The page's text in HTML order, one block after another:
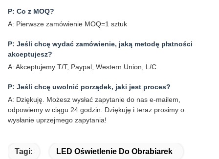
P: Co z MOQ?
A: Pierwsze zamówienie MOQ=1 sztuk
P: Jeśli chcę wydać zamówienie, jaką metodę płatności
akceptujesz?
A: Akceptujemy T/T, Paypal, Western Union, L/C.
P: Jeśli chcę uwolnić porządek, jaki jest proces?
A: Dziękuję. Możesz wysłać zapytanie do nas e-mailem,
odpowiemy w ciągu 24 godzin. Dziękuję i teraz prosimy o
wysłanie uprzejmego zapytania!
Tagi: LED Oświetlenie Do Obrabiarek